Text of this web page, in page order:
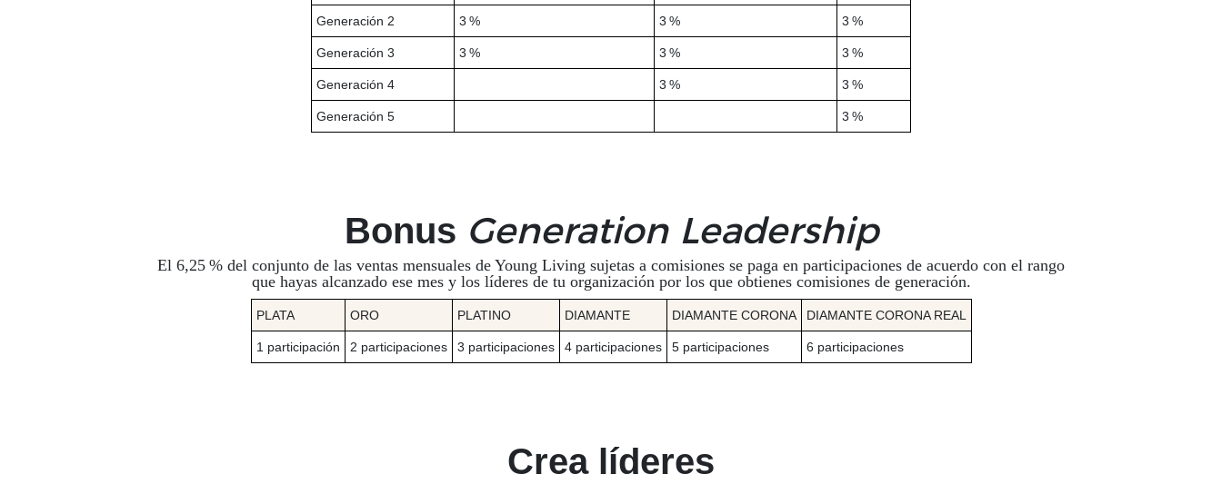
Generación 2 3 % 3 % 3 %
Generación 3 3 % 3 % 3 %
Generación 4 3 % 3 %
Generación 5 3 %
Bonus Generation Leadership
El 6,25 % del conjunto de las ventas mensuales de Young Living sujetas a comisiones se paga en participaciones de acuerdo con el rango
que hayas alcanzado ese mes y los líderes de tu organización por los que obtienes comisiones de generación.
PLATA ORO PLATINO DIAMANTE DIAMANTE CORONA DIAMANTE CORONA REAL
1 participación 2 participaciones 3 participaciones 4 participaciones 5 participaciones 6 participaciones
Crea líderes